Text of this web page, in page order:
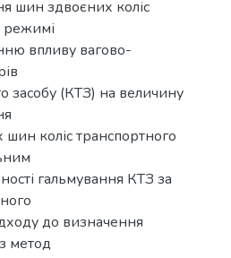
шин здвоєних коліс
режимі
впливу вагово-
засобу (КТЗ) на величину
коліс транспортного
гальмування КТЗ за
до визначення
метод